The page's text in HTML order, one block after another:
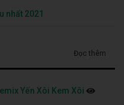
nhất 2021
Đọc thêm
Yến Xôi Kem Xôi